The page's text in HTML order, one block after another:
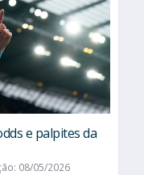
e palpites da
08/05/2026